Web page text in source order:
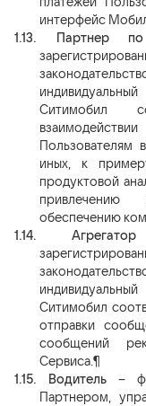
интерфейс
1.13.
Партнер
Ситимобил
Пользователям
иных, к
продуктовой
привлечению
обеспечению
1.14.
Ситимобил
отправки
сообщений
Сервиса.¶
1.15.
Водитель–
Партнером,